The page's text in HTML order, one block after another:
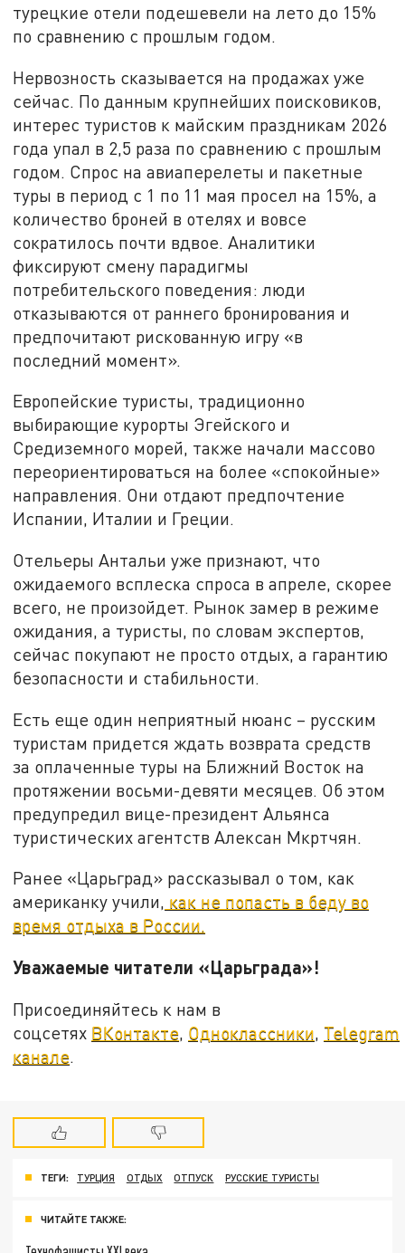
турецкие отели подешевели на лето до 15%
по сравнению с прошлым годом.
Нервозность сказывается на продажах уже
сейчас. По данным крупнейших поисковиков,
интерес туристов к майским праздникам 2026
года упал в 2,5 раза по сравнению с прошлым
годом. Спрос на авиаперелеты и пакетные
туры в период с 1 по 11 мая просел на 15%, а
количество броней в отелях и вовсе
сократилось почти вдвое. Аналитики
фиксируют смену парадигмы
потребительского поведения: люди
отказываются от раннего бронирования и
предпочитают рискованную игру «в
последний момент».
Европейские туристы, традиционно
выбирающие курорты Эгейского и
Средиземного морей, также начали массово
переориентироваться на более «спокойные»
направления. Они отдают предпочтение
Испании, Италии и Греции.
Отельеры Антальи уже признают, что
ожидаемого всплеска спроса в апреле, скорее
всего, не произойдет. Рынок замер в режиме
ожидания, а туристы, по словам экспертов,
сейчас покупают не просто отдых, а гарантию
безопасности и стабильности.
Есть еще один неприятный нюанс – русским
туристам придется ждать возврата средств
за оплаченные туры на Ближний Восток на
протяжении восьми-девяти месяцев. Об этом
предупредил вице-президент Альянса
туристических агентств Алексан Мкртчян.
Ранее «Царьград» рассказывал о том, как
американку учили, как не попасть в беду во
время отдыха в России.
Уважаемые читатели «Царьграда»!
Присоединяйтесь к нам в
соцсетях ВКонтакте, Одноклассники, Telegram
канале.
ТЕГИ: ТУРЦИЯ ОТДЫХ ОТПУСК РУССКИЕ ТУРИСТЫ
ЧИТАЙТЕ ТАКЖЕ: